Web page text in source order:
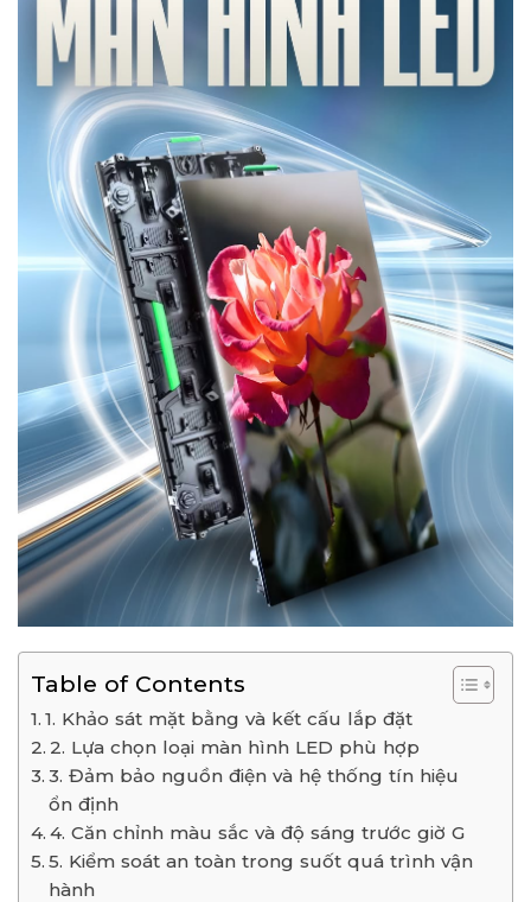
Table of Contents
1. Khảo sát mặt bằng và kết cấu lắp đặt
2. Lựa chọn loại màn hình LED phù hợp
3. Đảm bảo nguồn điện và hệ thống tín hiệu
ổn định
4. Căn chỉnh màu sắc và độ sáng trước giờ G
5. Kiểm soát an toàn trong suốt quá trình vận
hành